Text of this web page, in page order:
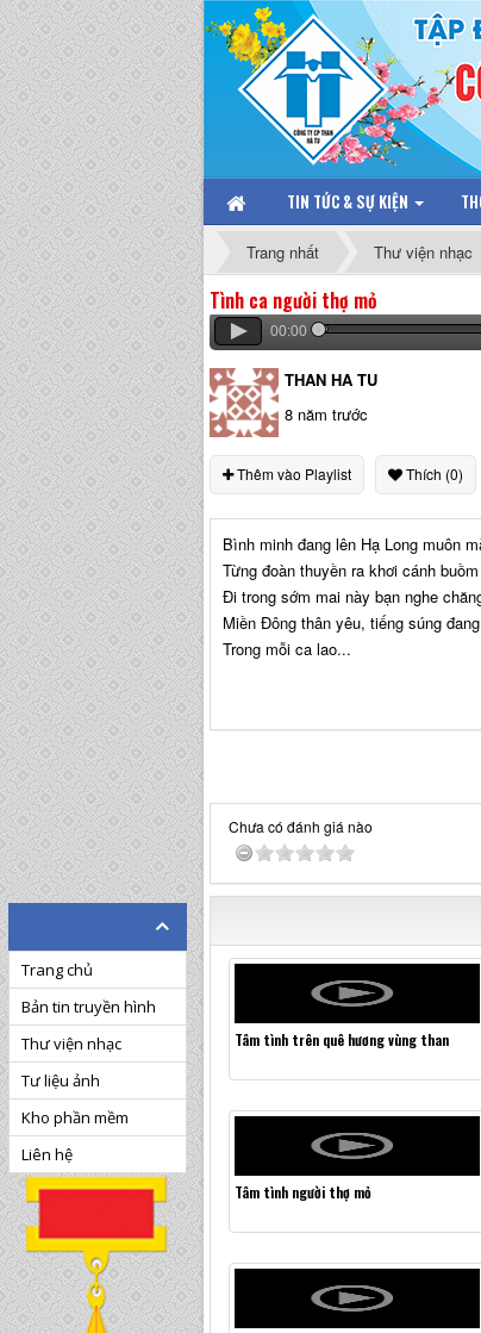
TIN TỨC & SỰ KIỆN
Trang nhất Thư viện nhạc
Tình ca người thợ mỏ
00:00
THAN HA TU
8 năm trước
Thêm vào Playlist Thích (0)
Bình minh đang lên Hạ Long muôn
Từng đoàn thuyền ra khơi cánh
Đi trong sớm mai này bạn nghe
Miền Đông thân yêu, tiếng súng
Trong mỗi ca lao...
Chưa có đánh giá nào
Tâm tình trên quê hương vùng than
Tâm tình người thợ mỏ
Trang chủ
Bản tin truyền hình
Thư viện nhạc
Tư liệu ảnh
Kho phần mềm
Liên hệ